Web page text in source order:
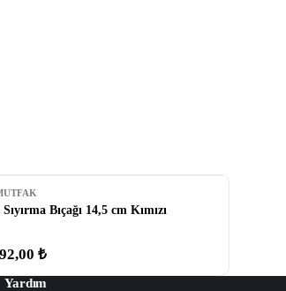
Bıçağı 14,5 cm Kımızı
₺
Yardım